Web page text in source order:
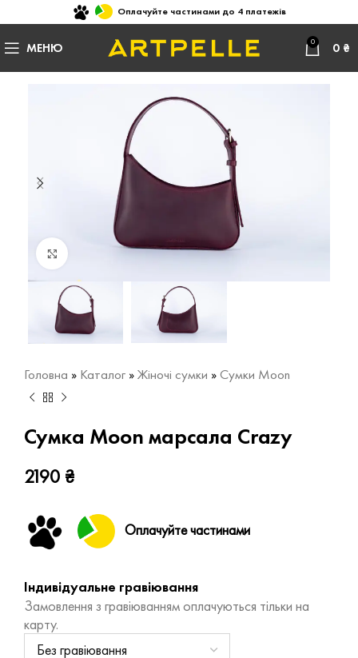
Оплачуйте частинами до 4 платежів
МЕНЮ 0 0 ₴
Натисніть, щоб збільшити
Головна » Каталог »Жіночі сумки »Сумки Moon
Сумка Moon марсала Crazy
2190 ₴
Оплачуйте частинами
Індивідуальне гравіювання
Замовлення з гравіюванням оплачуються тільки на
карту.